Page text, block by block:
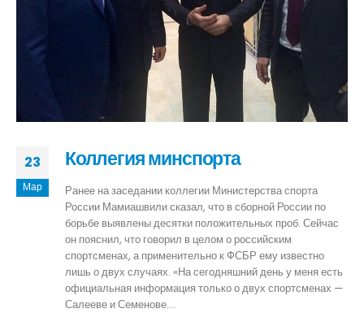
23
Мар
Коллегия минспорта
Ранее на заседании коллегии Министерства спорта
России Мамиашвили сказал, что в сборной России по
борьбе выявлены десятки положительных проб. Сейчас
он пояснил, что говорил в целом о российским
спортсменах, а применительно к ФСБР ему известно
лишь о двух случаях. «На сегодняшний день у меня есть
официальная информация только о двух спортсменах —
Салееве и Семенове....